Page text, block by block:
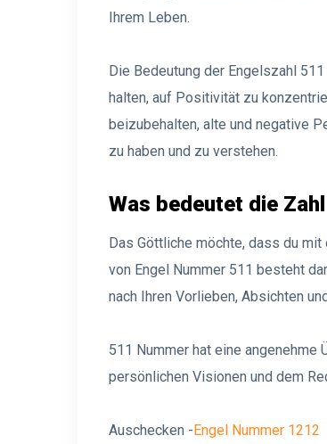
Ihrem Leben.
Die Bedeutung der Engelszahl
halten, auf Positivität zu
beizubehalten, alte und negative
zu haben und zu verstehen.
Was bedeutet die
Das Göttliche möchte, dass du
von Engel Nummer 511 besteht
nach Ihren Vorlieben, Absichten
511 Nummer hat eine angenehme
persönlichen Visionen und dem
Auschecken -Engel Nummer 1212